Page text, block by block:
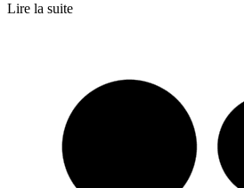
Lire la suite